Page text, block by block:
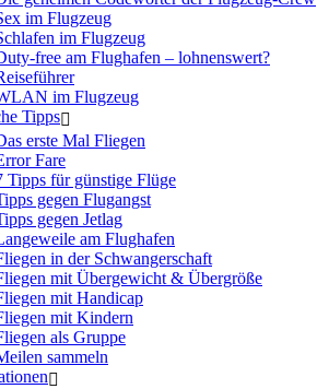
im Flugzeug
im Flugzeug
free am Flughafen – lohnenswert?
im Flugzeug
Tipps
erste Mal Fliegen
Fare
Tipps für günstige Flüge
gegen Flugangst
gegen Jetlag
am Flughafen
in der Schwangerschaft
mit Übergewicht & Übergröße
mit Handicap
mit Kindern
als Gruppe
sammeln